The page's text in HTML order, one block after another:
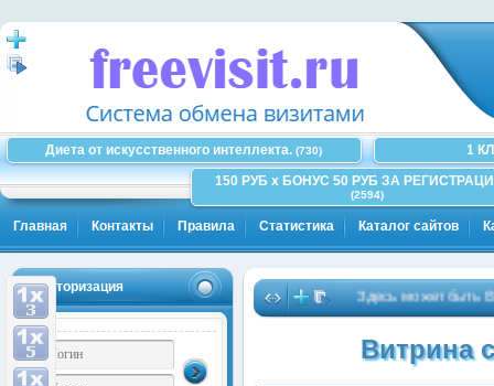
Диета от искусственного интеллекта. (730)
1
150 РУБ x БОНУС 50 РУБ ЗА
(2594)
Главная Контакты Правила Статистика Каталог сайтов
Авторизация
Здесь может быть Ваша
Витрина